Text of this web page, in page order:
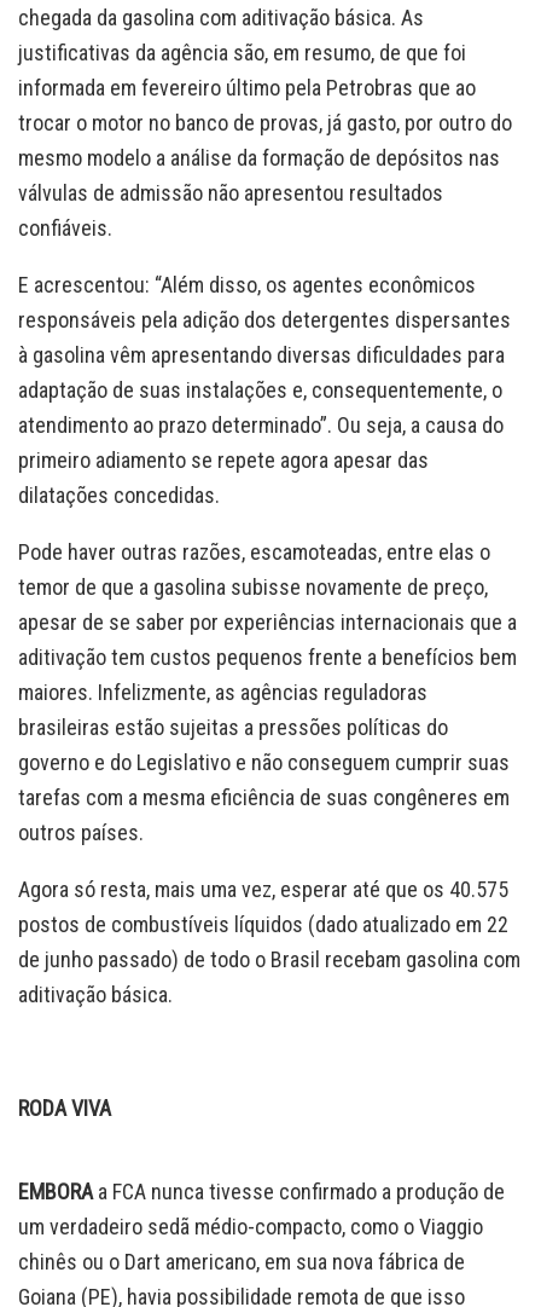
chegada da gasolina com aditivação básica. As
justificativas da agência são, em resumo, de que foi
informada em fevereiro último pela Petrobras que ao
trocar o motor no banco de provas, já gasto, por outro do
mesmo modelo a análise da formação de depósitos nas
válvulas de admissão não apresentou resultados
confiáveis.
E acrescentou: “Além disso, os agentes econômicos
responsáveis pela adição dos detergentes dispersantes
à gasolina vêm apresentando diversas dificuldades para
adaptação de suas instalações e, consequentemente, o
atendimento ao prazo determinado”. Ou seja, a causa do
primeiro adiamento se repete agora apesar das
dilatações concedidas.
Pode haver outras razões, escamoteadas, entre elas o
temor de que a gasolina subisse novamente de preço,
apesar de se saber por experiências internacionais que a
aditivação tem custos pequenos frente a benefícios bem
maiores. Infelizmente, as agências reguladoras
brasileiras estão sujeitas a pressões políticas do
governo e do Legislativo e não conseguem cumprir suas
tarefas com a mesma eficiência de suas congêneres em
outros países.
Agora só resta, mais uma vez, esperar até que os 40.575
postos de combustíveis líquidos (dado atualizado em 22
de junho passado) de todo o Brasil recebam gasolina com
aditivação básica.
RODA VIVA
EMBORAa FCA nunca tivesse confirmado a produção de
um verdadeiro sedã médio-compacto, como o Viaggio
chinês ou o Dart americano, em sua nova fábrica de
Goiana (PE), havia possibilidade remota de que isso